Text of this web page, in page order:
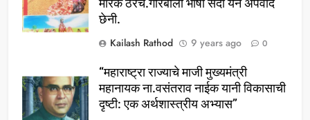
मारक ठरचं.गोरबोली भाषा सदा येनं अपवाद
छेनी.
Kailash Rathod
9 years ago 0
“महाराष्ट्रा राज्याचे माजी मुख्यमंत्री
महानायक ना.वसंतराव नाईक यानी विकासाची
दृष्टी: एक अर्थशास्त्रीय अभ्यास”